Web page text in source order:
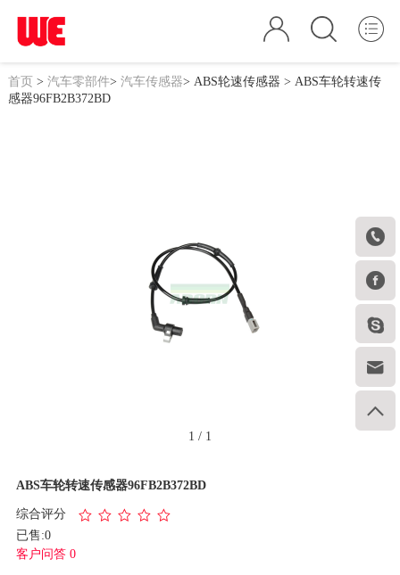





首页> 汽车零部件> 汽车传感器> ABS轮速传感器 > ABS车轮转速传
感器96FB2B372BD
1 / 1
ABS车轮转速传感器96FB2B372BD
综合评分
已售:0
客户问答 0